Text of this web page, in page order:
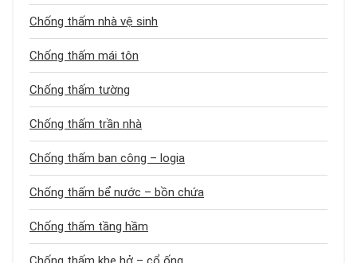
Chống thấm nhà vệ sinh
Chống thấm mái tôn
Chống thấm tường
Chống thấm trần nhà
Chống thấm ban công – logia
Chống thấm bể nước – bồn chứa
Chống thấm tầng hầm